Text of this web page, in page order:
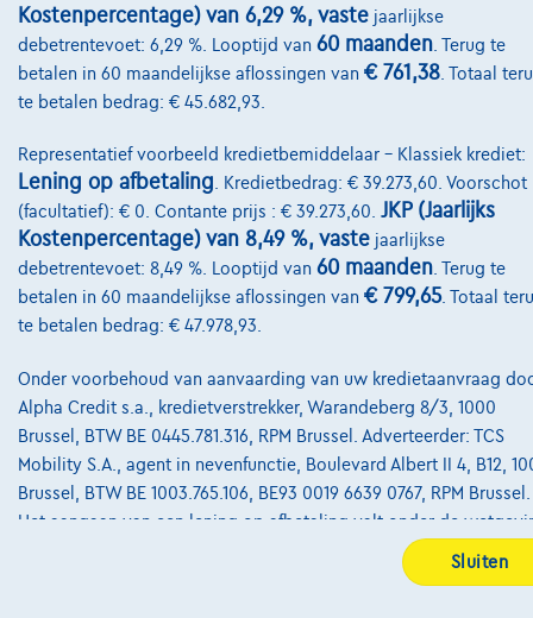
Kostenpercentage) van 6,29 %, vaste jaarlijkse
debetrentevoet: 6,29 %. Looptijd van 60 maanden . Terug te
betalen in 60 maandelijkse aflossingen van € 761,38 . Totaal
te betalen bedrag: € 45.682,93.
Representatief voorbeeld kredietbemiddelaar – Klassiek krediet:
Lening op afbetaling. Kredietbedrag: € 39.273,60. Voorschot
(facultatief): € 0. Contante prijs : € 39.273,60. JKP (Jaarlijks
Kostenpercentage) van 8,49 %, vaste jaarlijkse
debetrentevoet: 8,49 %. Looptijd van 60 maanden. Terug te
betalen in 60 maandelijkse aflossingen van € 799,65. Totaal
te betalen bedrag: € 47.978,93.
Onder voorbehoud van aanvaarding van uw kredietaanvraag
Alpha Credit s.a., kredietverstrekker, Warandeberg 8/3, 1000
Brussel, BTW BE 0445.781.316, RPM Brussel. Adverteerder: TCS
Mobility S.A., agent in nevenfunctie, Boulevard Albert II 4, B12,
Brussel, BTW BE 1003.765.106, BE93 0019 6639 0767, RPM Brussel.
Het aangaan van een lening op afbetaling valt onder de
op het consumentenkrediet, meer bepaald onder boek VII van
Sluiten
Privacyverklaring
Cookiebeleid
Site Map
Login